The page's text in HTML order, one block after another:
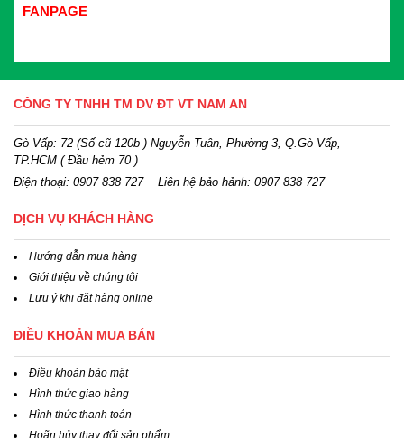
FANPAGE
CÔNG TY TNHH TM DV ĐT VT NAM AN
Gò Vấp: 72 (Số cũ 120b ) Nguyễn Tuân, Phường 3, Q.Gò Vấp,
TP.HCM ( Đầu hẻm 70 )
Điện thoại: 0907 838 727Liên hệ bảo hảnh: 0907 838 727
DỊCH VỤ KHÁCH HÀNG
Hướng dẫn mua hàng
Giới thiệu về chúng tôi
Lưu ý khi đặt hàng online
ĐIỀU KHOẢN MUA BÁN
Điều khoản bảo mật
Hình thức giao hàng
Hình thức thanh toán
Hoãn hủy thay đổi sản phẩm